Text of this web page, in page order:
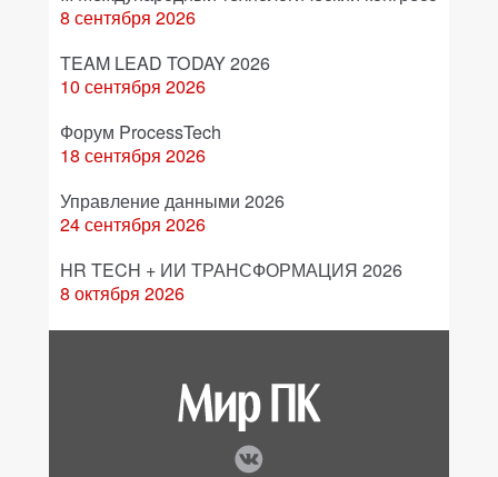
8 сентября 2026
TEAM LEAD TODAY 2026
10 сентября 2026
Форум ProcessTech
18 сентября 2026
Управление данными 2026
24 сентября 2026
HR TECH + ИИ ТРАНСФОРМАЦИЯ 2026
8 октября 2026